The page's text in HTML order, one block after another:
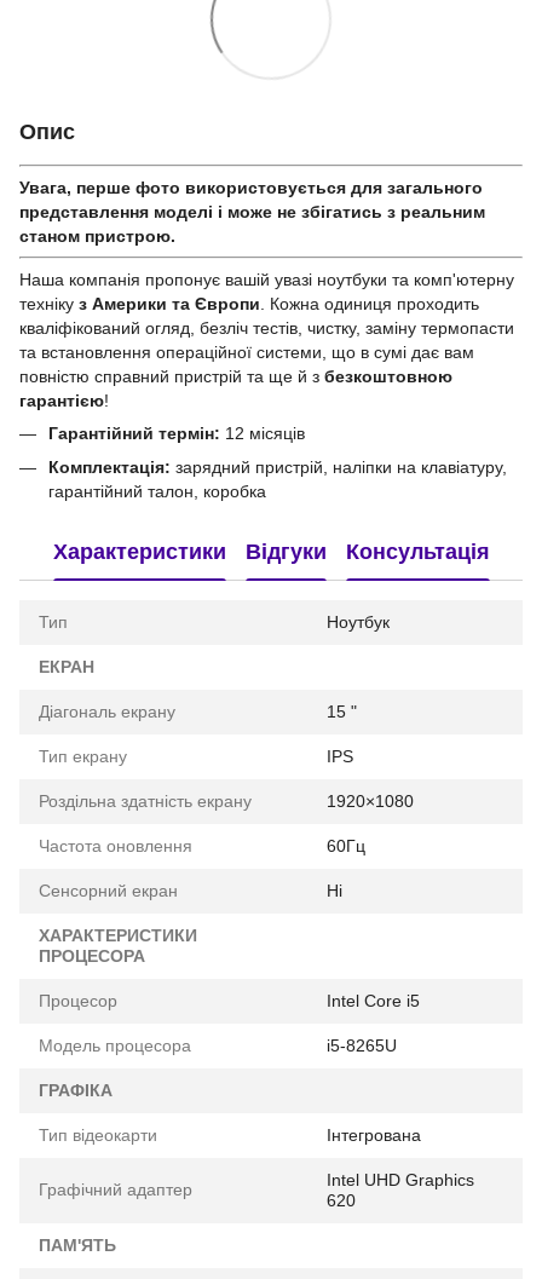
Опис
Увага, перше фото використовується для загального
представлення моделі і може не збігатись з реальним
станом приcтрою.
Наша компанія пропонує вашій увазі ноутбуки та комп'ютерну
техніку з Америки та Європи . Кожна одиниця проходить
кваліфікований огляд, безліч тестів, чистку, заміну термопасти
та встановлення операційної системи, що в сумі дає вам
повністю справний пристрій та ще й з безкоштовною
гарантією!
Гарантійний термін: 12 місяців
Комплектація: зарядний пристрій, наліпки на клавіатуру,
гарантійний талон, коробка
Характеристики Відгуки Консультація
Тип Ноутбук
ЕКРАН
Діагональ екрану 15 "
Тип екрану IPS
Роздільна здатність екрану 1920×1080
Частота оновлення 60Гц
Сенсорний екран Ні
ХАРАКТЕРИСТИКИ
ПРОЦЕСОРА
Процесор Intel Core i5
Модель процесора i5-8265U
ГРАФІКА
Тип відеокарти Інтегрована
Графічний адаптер
Intel UHD Graphics
620
ПАМ'ЯТЬ